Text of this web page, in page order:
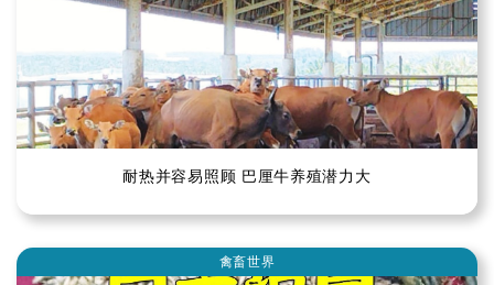
耐热并容易照顾 巴厘牛养殖潜力大
禽畜世界